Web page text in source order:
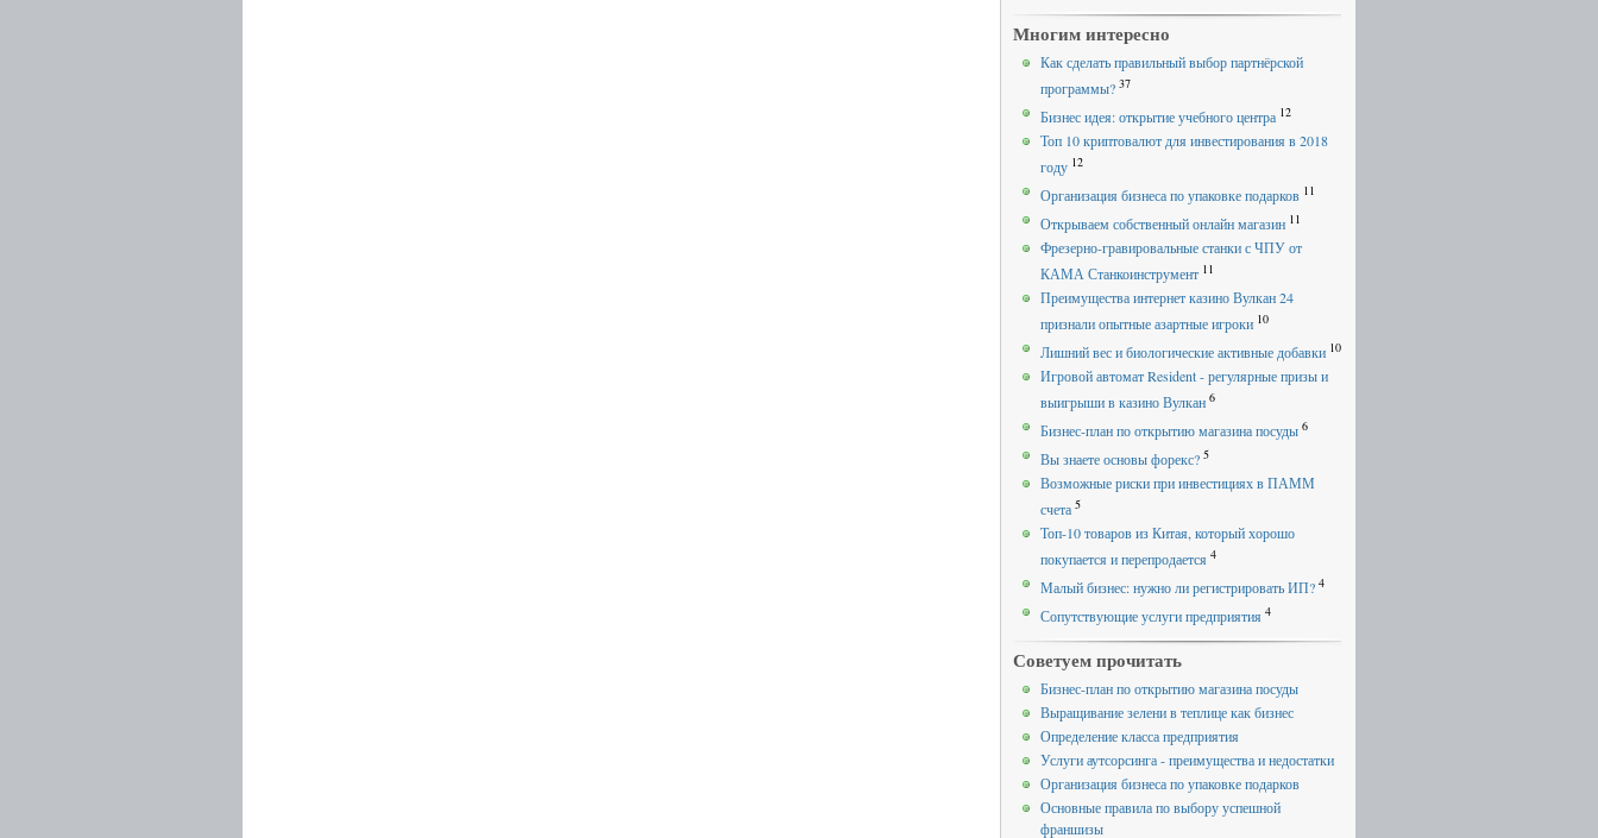
Многим интересно
Как сделать правильный выбор партнёрской
программы? 37
Бизнес идея: открытие учебного центра 12
Топ 10 криптовалют для инвестирования в 2018
году 12
Организация бизнеса по упаковке подарков 11
Открываем собственный онлайн магазин 11
Фрезерно-гравировальные станки с ЧПУ от
КАМА Станкоинструмент 11
Преимущества интернет казино Вулкан 24
признали опытные азартные игроки 10
Лишний вес и биологические активные добавки 10
Игровой автомат Resident - регулярные призы и
выигрыши в казино Вулкан 6
Бизнес-план по открытию магазина посуды 6
Вы знаете основы форекс? 5
Возможные риски при инвестициях в ПАММ
счета 5
Топ-10 товаров из Китая, который хорошо
покупается и перепродается 4
Малый бизнес: нужно ли регистрировать ИП? 4
Сопутствующие услуги предприятия 4
Советуем прочитать
Бизнес-план по открытию магазина посуды
Выращивание зелени в теплице как бизнес
Определение класса предприятия
Услуги аутсорсинга - преимущества и недостатки
Организация бизнеса по упаковке подарков
Основные правила по выбору успешной
франшизы